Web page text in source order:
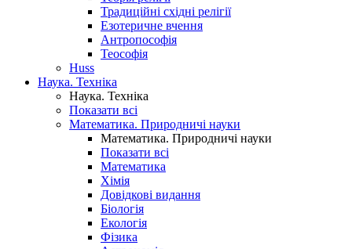
Традиційні східні релігії
Езотеричне вчення
Антропософія
Теософія
Huss
Наука. Техніка
Наука. Техніка
Показати всі
Математика. Природничі науки
Математика. Природничі науки
Показати всі
Математика
Хімія
Довідкові видання
Біологія
Екологія
Фізика